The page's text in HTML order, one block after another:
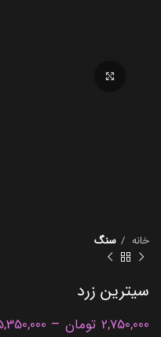
خانه سنگ
سیترین زرد
2,750,000 تومان –